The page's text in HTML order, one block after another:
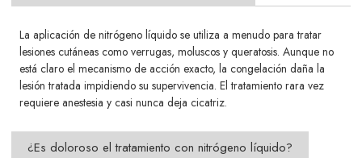
La aplicación de nitrógeno líquido se utiliza a menudo para tratar
lesiones cutáneas como verrugas, moluscos y queratosis. Aunqueno
está claro el mecanismo de acción exacto, la congelación daña la
lesión tratada impidiendo su supervivencia. El tratamiento rara vez
requiere anestesia y casi nunca deja cicatriz.
¿Es doloroso el tratamiento con nitrógeno líquido?